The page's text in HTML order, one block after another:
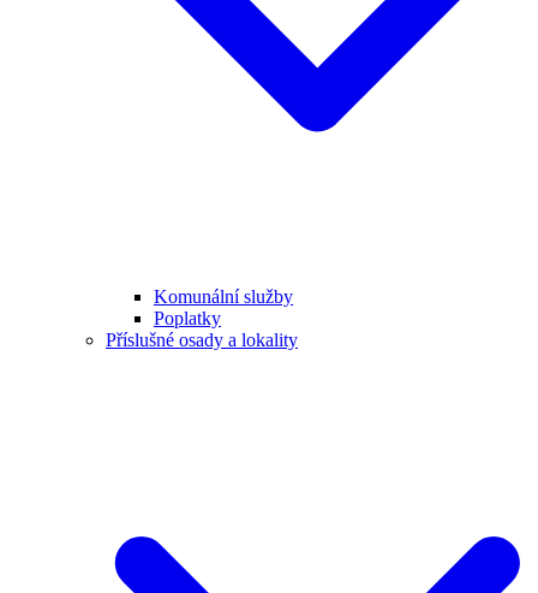
Komunální služby
Poplatky
Příslušné osady a lokality